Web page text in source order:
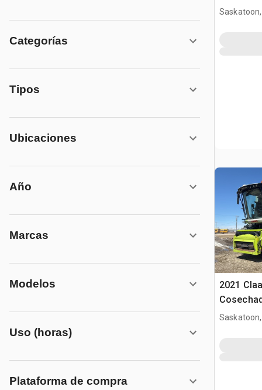
Categorías
Tipos
Ubicaciones
Año
Marcas
Modelos
Uso (horas)
Plataforma de compra
Saskatoon,
2021
Saskatoon,